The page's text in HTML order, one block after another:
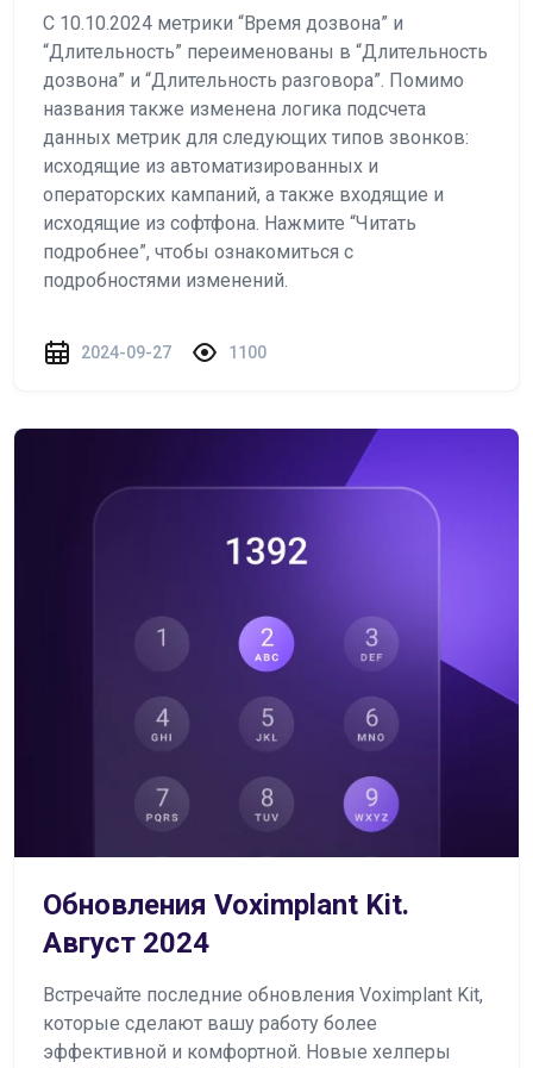
С 10.10.2024 метрики “Время дозвона” и
“Длительность” переименованы в “Длительность
дозвона” и “Длительность разговора”. Помимо
названия также изменена логика подсчета
данных метрик для следующих типов звонков:
исходящие из автоматизированных и
операторских кампаний, а также входящие и
исходящие из софтфона. Нажмите “Читать
подробнее”, чтобы ознакомиться с
подробностями изменений.
2024-09-27 1100
Обновления Voximplant Kit.
Август 2024
Встречайте последние обновления Voximplant Kit,
которые сделают вашу работу более
эффективной и комфортной. Новые хелперы